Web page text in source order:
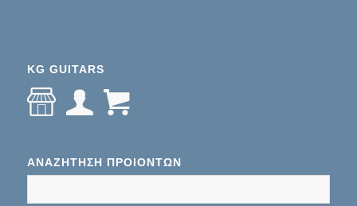
KG GUITARS
ΑΝΑΖΉΤΗΣΗ ΠΡΟΊΌΝΤΩΝ